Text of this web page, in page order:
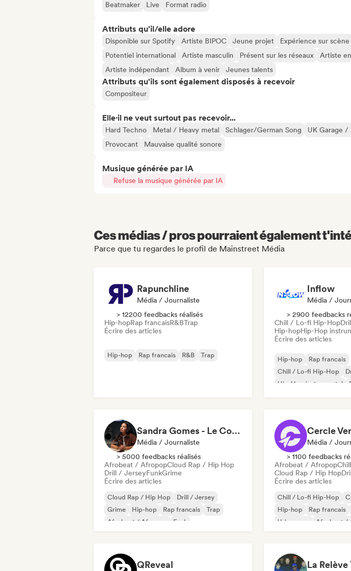
Beatmaker Live Format radio
Attributs qu'il/elle adore
Disponible sur Spotify Artiste BIPOC Jeune projet Expérience sur scène
Potentiel international
Artiste masculin Présent sur les réseaux
Artiste
Artiste indépendant
Album à venir Jeunes talents
Attributs qu'ils sont également disposés à recevoir
Compositeur
Elle·il ne veut surtout pas recevoir...
Hard Techno Metal / Heavy metal Schlager/German Song
UK Garage /
Provocant
Mauvaise qualité sonore
Musique générée par IA
Refuse la musique générée par IA
Ces médias / pros pourraient également
Parce que tu regardes le profil de Mainstreet Média
Rapunchline
Média / Journaliste
> 12200 feedbacks réalisés
Hip-hopRap francaisR&BTrap
Écrire des articles
Hip-hop Rap francais R&B Trap
Inflow
Média /
> 2900 feedbacks
Chill / Lo-fi Hip-Hop
Hip-hopHip-Hop
Écrire des articles
Hip-hop
Rap francais
Chill / Lo-fi Hip-Hop
Hip-Hop instrumental
Sandra Gomes - Le Code Review & 1993initiales
Média / Journaliste
> 5000 feedbacks réalisés
Afrobeat / AfropopCloud Rap / Hip Hop
Drill / JerseyFunkGrime
Écrire des articles
Cloud Rap / Hip Hop
Drill / Jersey
Grime
Hip-hop Rap francais
Trap
Afrobeat / Afropop
Funk
Cercle
Média /
> 1100 feedbacks
Afrobeat / Afropop
Cloud Rap / Hip Hop
Écrire des articles
Chill / Lo-fi Hip-Hop
Hip-hop
Rap francais
Urban pop
Afrobeat /
QReveal